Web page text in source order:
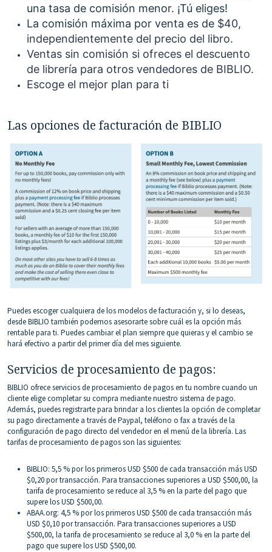
una tasa de comisión menor. ¡Tú eliges!
La comisión máxima por venta es de $40,
independientemente del precio del libro.
Ventas sin comisión si ofreces el descuento
de librería para otros vendedores de BIBLIO.
Escoge el mejor plan para ti
Las opciones de facturación de BIBLIO
Puedes escoger cualquiera de los modelos de facturación y, si lo deseas,
desde BIBLIO también podemos asesorarte sobre cuál es la opción más
rentable para ti. Puedes cambiar el plan siempre que quieras y el cambio se
hará efectivo a partir del primer día del mes siguiente.
Servicios de procesamiento de pagos:
BIBLIO ofrece servicios de procesamiento de pagos en tu nombre cuando un
cliente elige completar su compra mediante nuestro sistema de pago.
Además, puedes registrarte para brindar a los clientes la opción de completar
su pago directamente a través de Paypal, teléfono o fax a través de la
configuración de pago directo del vendedor en el menú de la librería. Las
tarifas de procesamiento de pagos son las siguientes:
BIBLIO: 5,5 % por los primeros USD $500 de cada transacción más USD
$0,20 por transacción. Para transacciones superiores a USD $500,00, la
tarifa de procesamiento se reduce al 3,5 % en la parte del pago que
supere los USD $500,00.
ABAA.org: 4,5 % por los primeros USD $500 de cada transacción más
USD $0,10 por transacción. Para transacciones superiores a USD
$500,00, la tarifa de procesamiento se reduce al 3,0 % en la parte del
pago que supere los USD $500,00.